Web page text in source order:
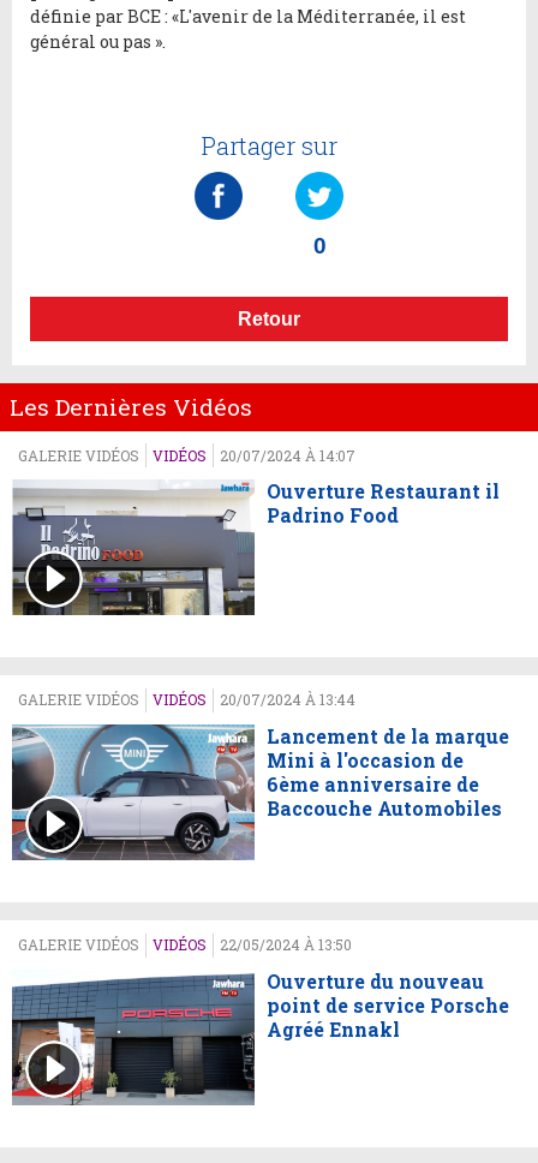
définie par BCE : «L'avenir de la Méditerranée, il est
général ou pas ».
Partager sur
0
Retour
Les Dernières Vidéos
GALERIE VIDÉOS VIDÉOS 20/07/2024 À 14:07
Ouverture Restaurant il
Padrino Food
GALERIE VIDÉOS VIDÉOS 20/07/2024 À 13:44
Lancement de la marque
Mini à l'occasion de
6ème anniversaire de
Baccouche Automobiles
GALERIE VIDÉOS VIDÉOS 22/05/2024 À 13:50
Ouverture du nouveau
point de service Porsche
Agréé Ennakl